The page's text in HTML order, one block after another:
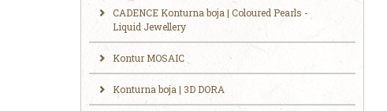
CADENCE Konturna boja | Coloured Pearls -
Liquid Jewellery
Kontur MOSAIC
Konturna boja | 3D DORA